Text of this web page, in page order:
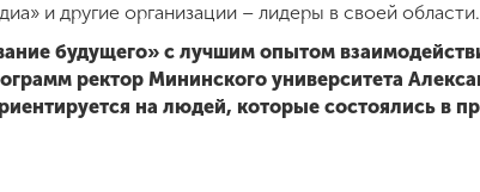
и другие организации – лидеры в своей области.
будущего» с лучшим опытом
ректор Мининского университета
на людей, которые состоялись в